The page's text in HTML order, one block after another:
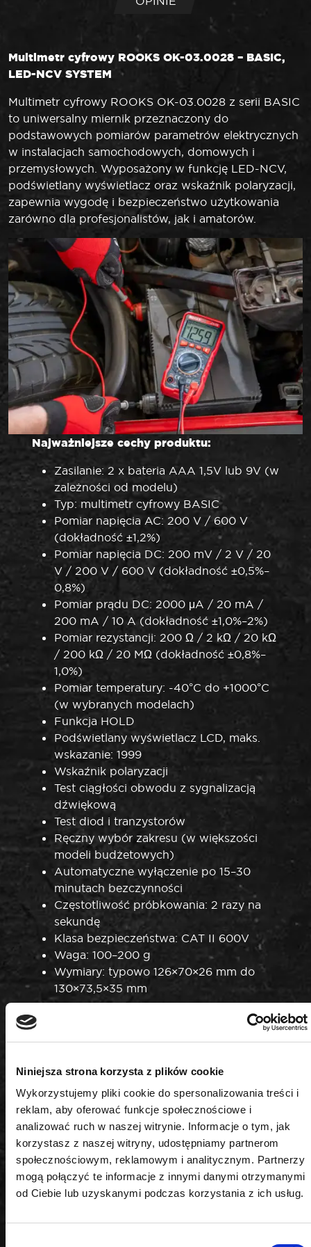
Niniejsza strona korzysta z plików cookie
Wykorzystujemy pliki cookie do spersonalizowania treści i
reklam, aby oferować funkcje społecznościowe i
analizować ruch w naszej witrynie. Informacje o tym, jak
korzystasz z naszej witryny, udostępniamy partnerom
społecznościowym, reklamowym i analitycznym. Partnerzy
mogą połączyć te informacje z innymi danymi otrzymanymi
od Ciebie lub uzyskanymi podczas korzystania z ich usług.
Multimetr cyfrowy ROOKS OK-03.0028 – BASIC,
LED-NCV SYSTEM
Multimetr cyfrowy ROOKS OK-03.0028 z serii BASIC
to uniwersalny miernik przeznaczony do
podstawowych pomiarów parametrów elektrycznych
w instalacjach samochodowych, domowych i
przemysłowych. Wyposażony w funkcję LED-NCV,
podświetlany wyświetlacz oraz wskaźnik polaryzacji,
zapewnia wygodę i bezpieczeństwo użytkowania
zarówno dla profesjonalistów, jak i amatorów.
Najważniejsze cechy produktu:
Zasilanie: 2 x bateria AAA 1,5V lub 9V (w
zależności od modelu)
Typ: multimetr cyfrowy BASIC
Pomiar napięcia AC: 200 V / 600 V
(dokładność ±1,2%)
Pomiar napięcia DC: 200 mV / 2 V / 20
V / 200 V / 600 V (dokładność ±0,5%–
0,8%)
Pomiar prądu DC: 2000 μA / 20 mA /
200 mA / 10 A (dokładność ±1,0%–2%)
Pomiar rezystancji: 200 Ω / 2 kΩ / 20 kΩ
/ 200 kΩ / 20 MΩ (dokładność ±0,8%–
1,0%)
Pomiar temperatury: -40°C do +1000°C
(w wybranych modelach)
Funkcja HOLD
Podświetlany wyświetlacz LCD, maks.
wskazanie: 1999
Wskaźnik polaryzacji
Test ciągłości obwodu z sygnalizacją
dźwiękową
Test diod i tranzystorów
Ręczny wybór zakresu (w większości
modeli budżetowych)
Automatyczne wyłączenie po 15–30
minutach bezczynności
Częstotliwość próbkowania: 2 razy na
sekundę
Klasa bezpieczeństwa: CAT II 600V
Waga: 100–200 g
Wymiary: typowo 126×70×26 mm do
130×73,5×35 mm
Bezpieczeństwo i komfort użytkowania
Multimetr ROOKS OK-03.0028 został
bezpieczeństwie użytkownika. Funkcja LED-NCV
podświetlany wyświetlacz i wskaźnik polaryzacji
ułatwiają pracę nawet w trudnych warunkach.
Automatyczne wyłączenie oszczędza energię baterii.
Zastosowanie
Produkt idealnie sprawdzi się w warsztatach
samochodowych, serwisach, zakładach
diagnostycznych w domu. Niezastąpiony do pomiaru